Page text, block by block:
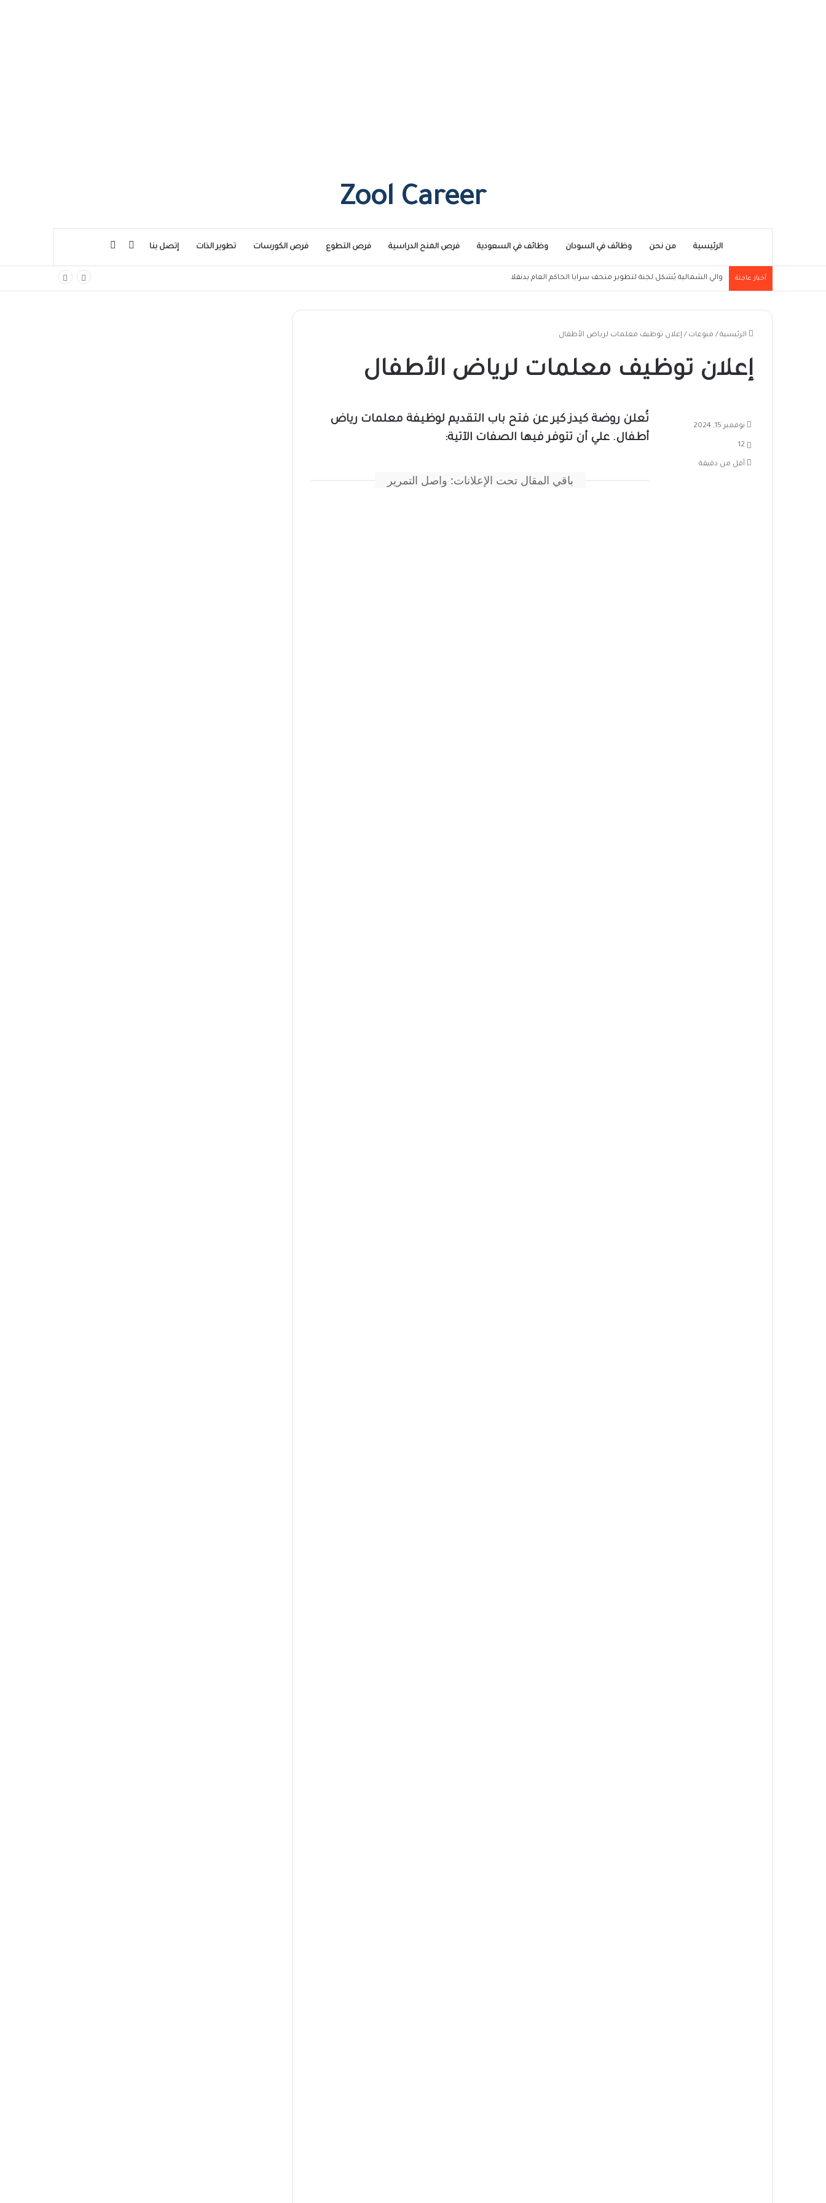
Zool Career
الرئيسية من نحن وظائف في السودان وظائف في السعودية فرص المنح الدراسية فرص التطوع فرص الكورسات تطوير الذات إتصل بنا إضافة عمود جانبي
أخبار عاجلة والي الشمالية يُشكل لجنة لتطوير متحف سرايا الحاكم العام بدنقلا
الرئيسية / منوعات / إعلان توظيف معلمات لرياض الأطفال
إعلان توظيف معلمات لرياض الأطفال
تُعلن روضة كيدز كير عن فتح باب التقديم لوظيفة معلمات رياض
أطفال. علي أن تتوفر فيها الصفات الآتية:
باقي المقال تحت الإعلانات: واصل التمرير
نوفمبر 15, 2024
12
أقل من دقيقة